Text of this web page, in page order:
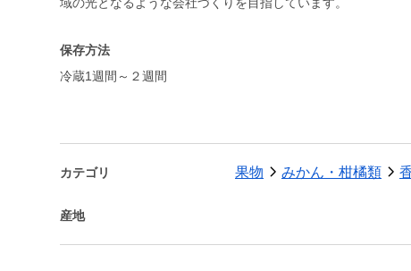
保存方法
冷蔵1週間～２週間
カテゴリ 果物 みかん・柑橘類
産地